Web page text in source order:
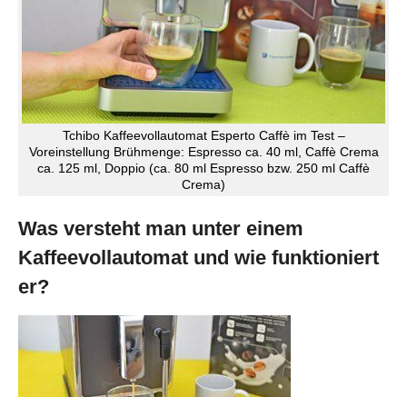
Tchibo Kaffeevollautomat Esperto Caffè im Test –
Voreinstellung Brühmenge: Espresso ca. 40 ml, Caffè Crema
ca. 125 ml, Doppio (ca. 80 ml Espresso bzw. 250 ml Caffè
Crema)
Was versteht man unter einem
Kaffeevollautomat und wie funktioniert
er?